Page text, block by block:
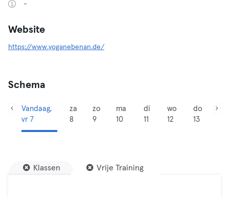
-
Website
https://www.yoganebenan.de/
Schema
Vandaag,
vr 7
za
8
zo
9
ma
10
di
11
wo
12
do
13
Klassen Vrije Training